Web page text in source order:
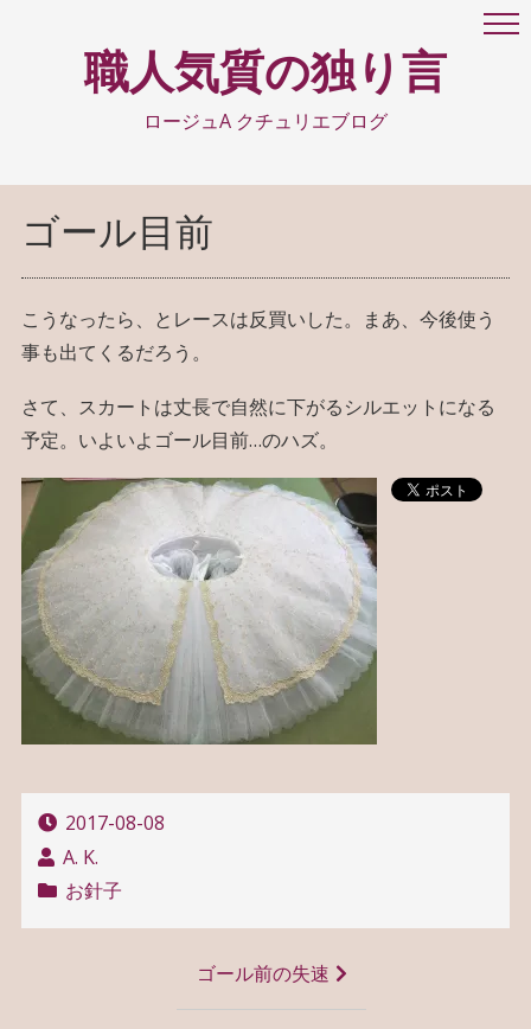
職人気質の独り言
ロージュA クチュリエブログ
ゴール目前
こうなったら、とレースは反買いした。まあ、今後使う
事も出てくるだろう。
さて、スカートは丈長で自然に下がるシルエットになる
予定。いよいよゴール目前…のハズ。
2017-08-08
A. K.
お針子
ゴール前の失速